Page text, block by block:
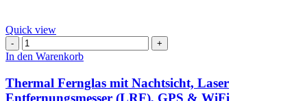
chosen
on
page
Quick view
Thermal
Fernglas
Nachtsicht,
Laser
In den Warenkorb
Thermal Fernglas mit Nachtsicht, Laser
Entfernungsmesser (LRF), GPS & WiFi